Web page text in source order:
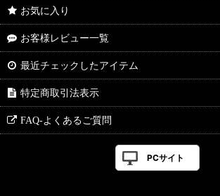
お気に入り
お客様レビュー一覧
最近チェックしたアイテム
特定商取引法表示
FAQ-よくあるご質問
PCサイト